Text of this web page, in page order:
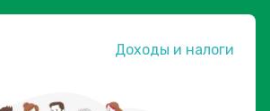
Доходы и налоги